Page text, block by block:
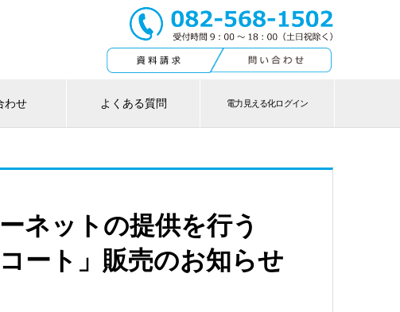
わせ よくある質問 電力見える化ログイン
ネットの提供を行う
ート」販売のお知らせ